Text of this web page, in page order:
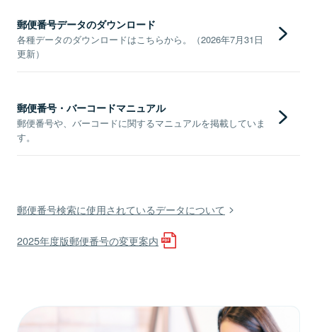
郵便番号データのダウンロード
各種データのダウンロードはこちらから。（2026年7月31日
更新）
郵便番号・バーコードマニュアル
郵便番号や、バーコードに関するマニュアルを掲載していま
す。
郵便番号検索に使用されているデータについて
2025年度版郵便番号の変更案内